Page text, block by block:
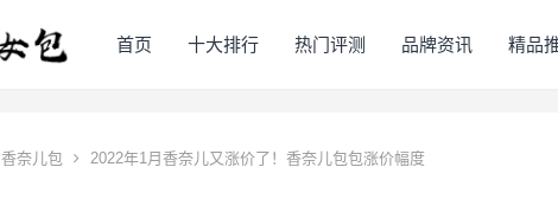
首页 十大排行 热门评测 品牌资讯 精品
香奈儿包 2022年1月香奈儿又涨价了！香奈儿包包涨价幅度